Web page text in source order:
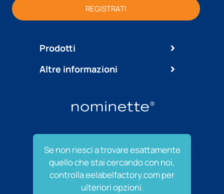
Prodotti
REGISTRATI
Altre informazioni
Se non riesci a trovare esattamente
quello che stai cercando con noi,
controlla eelabelfactory.com per
ulteriori opzioni.